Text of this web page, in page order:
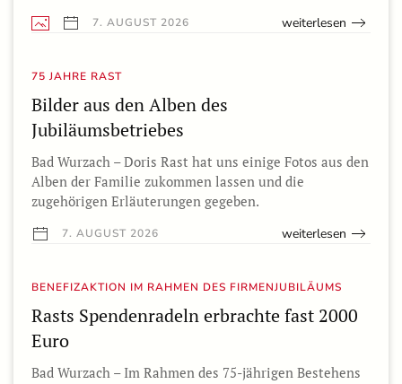
7. AUGUST 2026 weiterlesen
75 JAHRE RAST
Bilder aus den Alben des
Jubiläumsbetriebes
Bad Wurzach – Doris Rast hat uns einige Fotos aus den
Alben der Familie zukommen lassen und die
zugehörigen Erläuterungen gegeben.
7. AUGUST 2026 weiterlesen
BENEFIZAKTION IM RAHMEN DES FIRMENJUBILÄUMS
Rasts Spendenradeln erbrachte fast 2000
Euro
Bad Wurzach – Im Rahmen des 75-jährigen Bestehens